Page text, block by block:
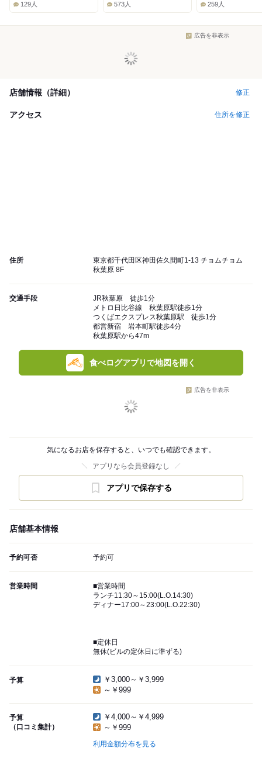
129人
573人
259人
広告を非表示
店舗情報（詳細） 修正
アクセス 住所を修正
住所
東京都千代田区神田佐久間町1-13 チョムチョム
秋葉原 8F
交通手段
JR秋葉原 徒歩1分
メトロ日比谷線 秋葉原駅徒歩1分
つくばエクスプレス秋葉原駅 徒歩1分
都営新宿 岩本町駅徒歩4分
秋葉原駅から47m
食べログアプリで地図を開く
広告を非表示
気になるお店を保存すると、いつでも確認できます。
アプリなら会員登録なし
アプリで保存する
店舗基本情報
予約可否 予約可
営業時間
■営業時間
ランチ11:30～15:00(L.O.14:30)
ディナー17:00～23:00(L.O.22:30)
■定休日
無休(ビルの定休日に準ずる)
予算
￥3,000～￥3,999
～￥999
予算
（口コミ集計）
￥4,000～￥4,999
～￥999
利用金額分布を見る